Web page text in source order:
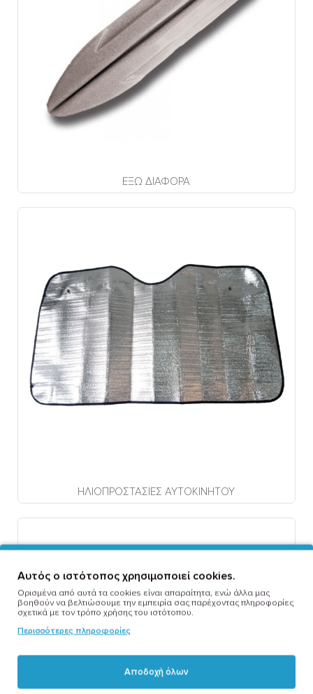
ΕΞΩ ΔΙΑΦΟΡΑ
ΗΛΙΟΠΡΟΣΤΑΣΙΕΣ ΑΥΤΟΚΙΝΗΤΟΥ
Αυτός ο ιστότοπος χρησιμοποιεί cookies.
Ορισμένα από αυτά τα cookies είναι απαραίτητα, ενώ άλλα μας
βοηθούν να βελτιώσουμε την εμπειρία σας παρέχοντας πληροφορίες
σχετικά με τον τρόπο χρήσης του ιστότοπου.
Περισσότερες πληροφορίες
Αποδοχή όλων